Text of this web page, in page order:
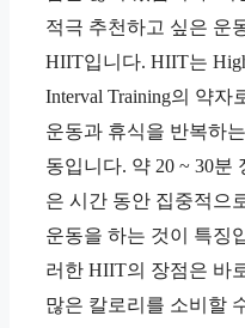
적극 추천하고 싶은 운
HIIT입니다. HIIT는
Interval Training의 약자
운동과 휴식을 반복하
동입니다. 약 20 ~ 30분
은 시간 동안 집중적으
운동을 하는 것이 특징
러한 HIIT의 장점은 바
많은 칼로리를 소비할